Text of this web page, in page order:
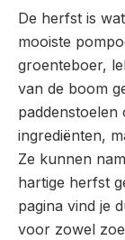
De herfst is
mooiste
groenteboer,
van de boom
paddenstoelen
ingrediënten,
Ze kunnen
hartige herfst
pagina vind je
voor zowel